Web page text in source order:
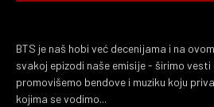
BTS je naš hobi već decenijama i na
svakoj epizodi naše emisije - širimo
promovišemo bendove i muziku koju
kojima se vodimo...